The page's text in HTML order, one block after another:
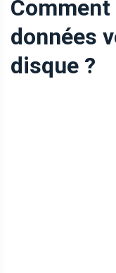
données
disque ?